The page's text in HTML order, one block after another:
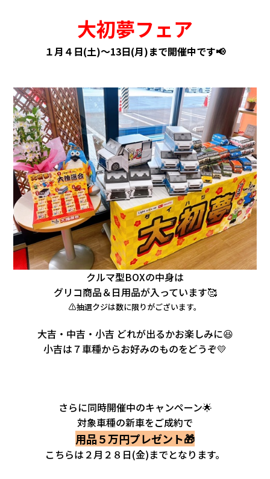
大初夢フェア
１月４日(土)～13日(月)まで開催中です📢
クルマ型BOXの中身は
グリコ商品＆日用品が入っています🥰
⚠抽選クジは数に限りがございます。
大吉・中吉・小吉 どれが出るかお楽しみに😆
小吉は７車種からお好みのものをどうぞ💛
さらに同時開催中のキャンペーン🌟
対象車種の新車をご成約で
用品５万円プレゼント🎁
こちらは２月２８日(金)までとなります。